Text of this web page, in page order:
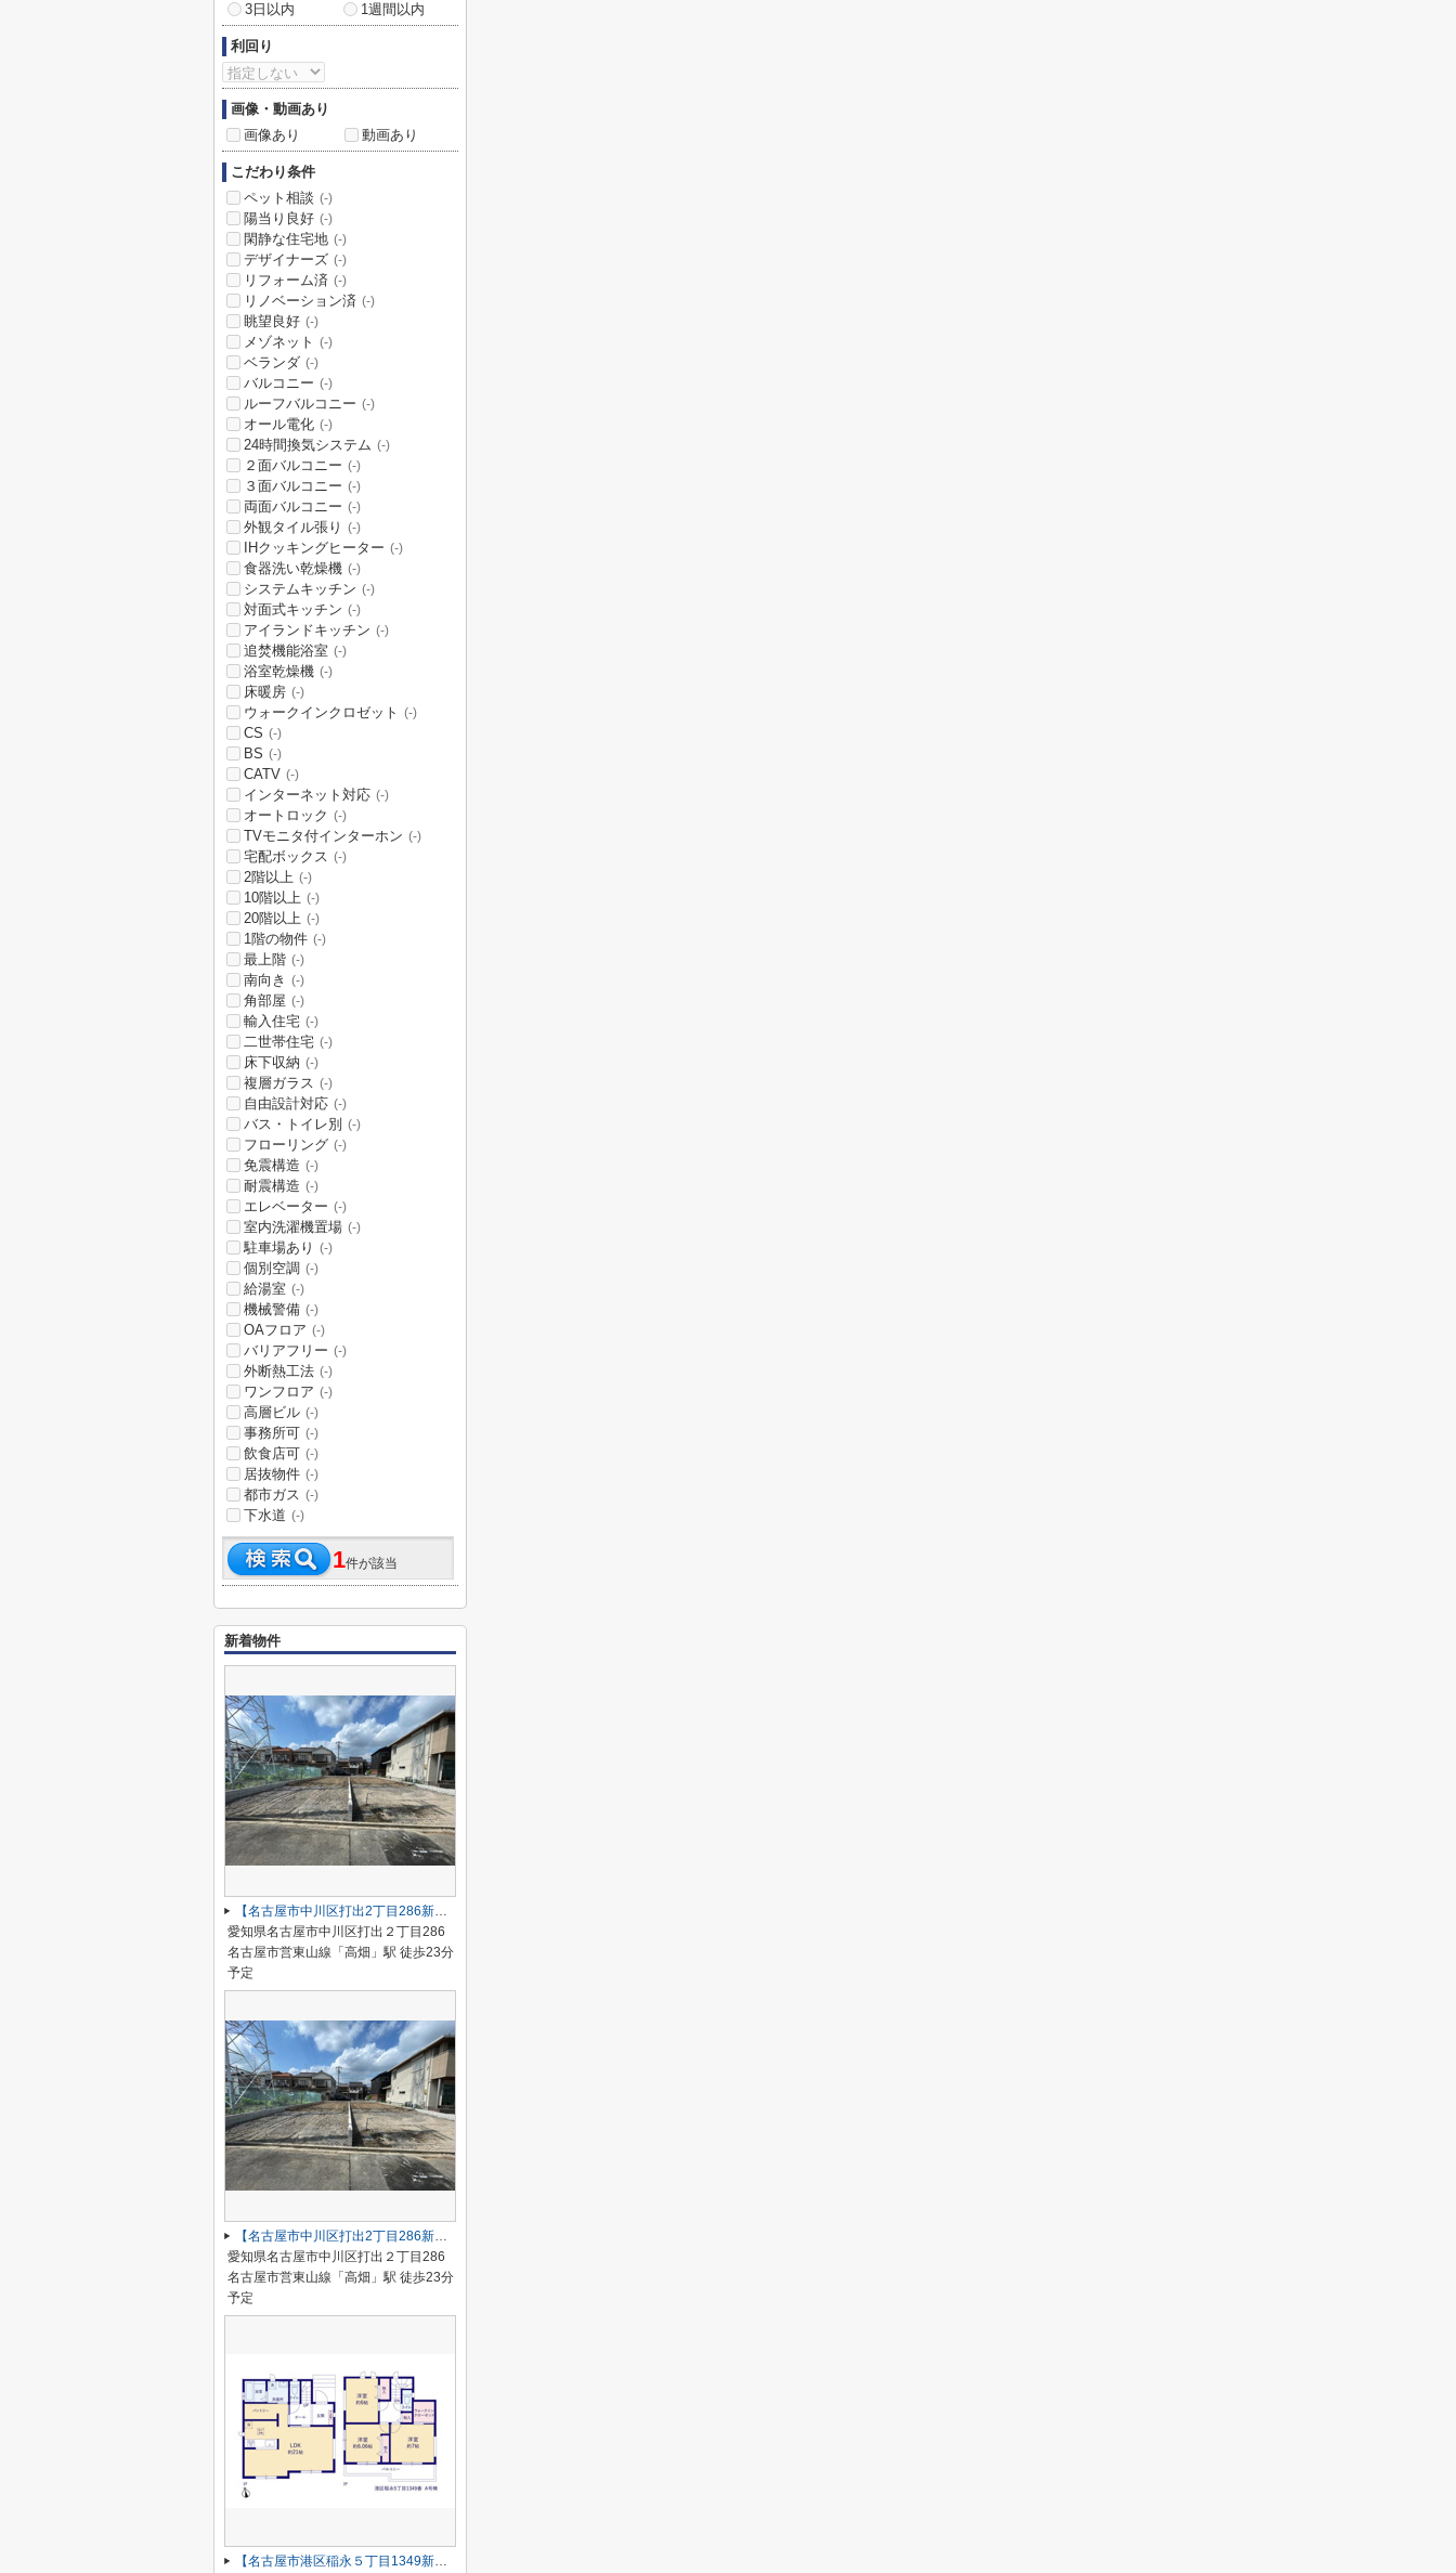
3日以内
1週間以内
利回り
画像・動画あり
画像あり
動画あり
こだわり条件
ペット相談 (-)
陽当り良好 (-)
閑静な住宅地 (-)
デザイナーズ (-)
リフォーム済 (-)
リノベーション済 (-)
眺望良好 (-)
メゾネット (-)
ベランダ (-)
バルコニー (-)
ルーフバルコニー (-)
オール電化 (-)
24時間換気システム (-)
２面バルコニー (-)
３面バルコニー (-)
両面バルコニー (-)
外観タイル張り (-)
IHクッキングヒーター (-)
食器洗い乾燥機 (-)
システムキッチン (-)
対面式キッチン (-)
アイランドキッチン (-)
追焚機能浴室 (-)
浴室乾燥機 (-)
床暖房 (-)
ウォークインクロゼット (-)
CS (-)
BS (-)
CATV (-)
インターネット対応 (-)
オートロック (-)
TVモニタ付インターホン (-)
宅配ボックス (-)
2階以上 (-)
10階以上 (-)
20階以上 (-)
1階の物件 (-)
最上階 (-)
南向き (-)
角部屋 (-)
輸入住宅 (-)
二世帯住宅 (-)
床下収納 (-)
複層ガラス (-)
自由設計対応 (-)
バス・トイレ別 (-)
フローリング (-)
免震構造 (-)
耐震構造 (-)
エレベーター (-)
室内洗濯機置場 (-)
駐車場あり (-)
個別空調 (-)
給湯室 (-)
機械警備 (-)
OAフロア (-)
バリアフリー (-)
外断熱工法 (-)
ワンフロア (-)
高層ビル (-)
事務所可 (-)
飲食店可 (-)
居抜物件 (-)
都市ガス (-)
下水道 (-)
1件が該当
新着物件
【名古屋市中川区打出2丁目286新築戸建A号棟】仲介手数料無料！荒子小学校・一柳中学校
愛知県名古屋市中川区打出２丁目286
名古屋市営東山線「高畑」駅 徒歩23分
予定
【名古屋市中川区打出2丁目286新築戸建B号棟】仲介手数料無料！荒子小学校・一柳中学校
愛知県名古屋市中川区打出２丁目286
名古屋市営東山線「高畑」駅 徒歩23分
予定
【名古屋市港区稲永５丁目1349新築戸建】仲介手数料無料！